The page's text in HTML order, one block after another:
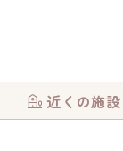
近くの施設